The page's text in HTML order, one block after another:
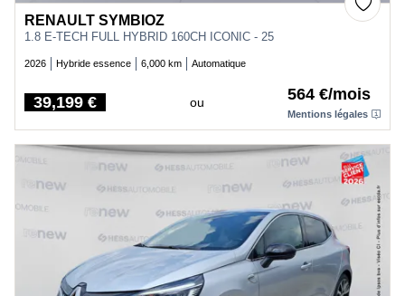
RENAULT SYMBIOZ
1.8 E-TECH FULL HYBRID 160CH ICONIC - 25
2026 Hybride essence 6,000 km Automatique
Price
39,199 € ou 564 €/mois
Mentions légales